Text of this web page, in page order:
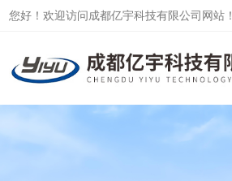
您好！欢迎访问成都亿宇科技有限公司网站！